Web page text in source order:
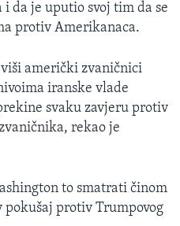
da je uputio svoj tim da se
protiv Amerikanaca.
američki zvaničnici
iranske vlade
svaku zavjeru protiv
rekao je
to smatrati činom
pokušaj protiv Trumpovog